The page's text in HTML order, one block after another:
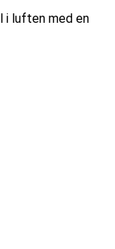
i luften med en